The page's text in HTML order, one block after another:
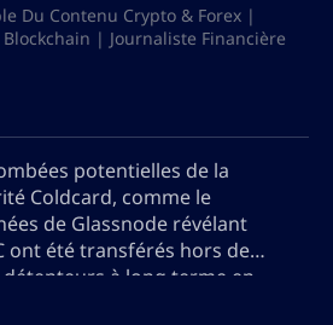
Du Contenu Crypto & Forex |
| Journaliste Financière
potentielles de la
Coldcard, comme le
de Glassnode révélant
ont été transférés hors des
à long terme en
Apprenez